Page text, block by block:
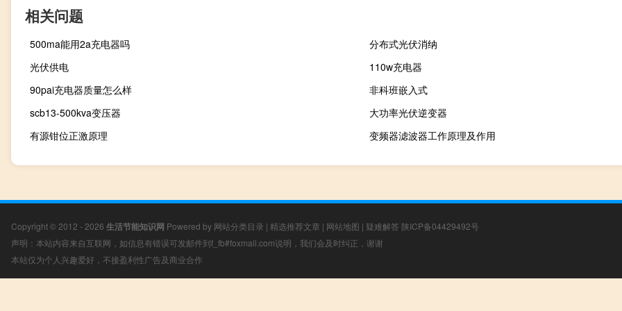
相关问题
500ma能用2a充电器吗
分布式光伏消纳
光伏供电
110w充电器
90pai充电器质量怎么样
非科班嵌入式
scb13-500kva变压器
大功率光伏逆变器
有源钳位正激原理
变频器滤波器工作原理及作用
Copyright © 2012 - 2026 生活节能知识网 Powered by 网站分类目录 | 精选推荐文章 | 网站地图 | 疑难解答 陕ICP备04429492号
声明：本站内容来自互联网，如信息有错误可发邮件到f_fb#foxmail.com说明，我们会及时纠正，谢谢
本站仅为个人兴趣爱好，不接盈利性广告及商业合作